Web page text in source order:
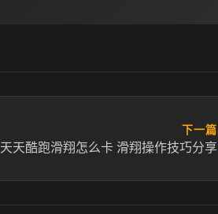
下一篇
天天酷跑滑翔怎么卡 滑翔操作技巧分享